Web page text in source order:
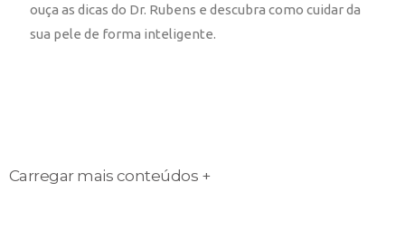
ouça as dicas do Dr. Rubens e descubra como cuidar da
sua pele de forma inteligente.
Carregar mais conteúdos +